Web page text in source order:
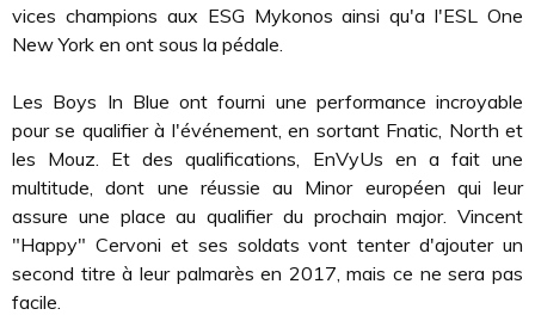
vices champions aux ESG Mykonos ainsi qu'a l'ESL One
New York en ont sous la pédale.
Les Boys In Blue ont fourni une performance incroyable
pour se qualifier à l'événement, en sortant Fnatic, North et
les Mouz. Et des qualifications, EnVyUs en a fait une
multitude, dont une réussie au Minor européen qui leur
assure une place au qualifier du prochain major. Vincent
"Happy" Cervoni et ses soldats vont tenter d'ajouter un
second titre à leur palmarès en 2017, mais ce ne sera pas
facile.